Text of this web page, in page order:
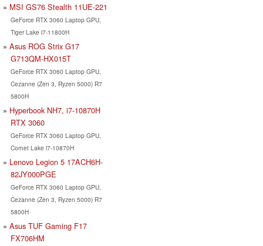
MSI GS76 Stealth 11UE-221
GeForce RTX 3060 Laptop GPU,
Tiger Lake i7-11800H
Asus ROG Strix G17
G713QM-HX015T
GeForce RTX 3060 Laptop GPU,
Cezanne (Zen 3, Ryzen 5000) R7
5800H
Hyperbook NH7, i7-10870H
RTX 3060
GeForce RTX 3060 Laptop GPU,
Comet Lake i7-10870H
Lenovo Legion 5 17ACH6H-
82JY000PGE
GeForce RTX 3060 Laptop GPU,
Cezanne (Zen 3, Ryzen 5000) R7
5800H
Asus TUF Gaming F17
FX706HM